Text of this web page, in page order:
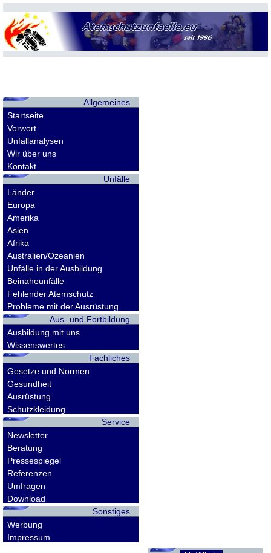
Allgemeines
Startseite
Vorwort
Unfallanalysen
Wir über uns
Kontakt
Unfälle
Länder
Europa
Amerika
Asien
Afrika
Australien/Ozeanien
Unfälle in der Ausbildung
Beinaheunfälle
Fehlender Atemschutz
Probleme mit der Ausrüstung
Aus- und Fortbildung
Ausbildung mit uns
Wissenswertes
Fachliches
Gesetze und Normen
Gesundheit
Ausrüstung
Schutzkleidung
Service
Newsletter
Beratung
Pressespiegel
Referenzen
Umfragen
Download
Sonstiges
Werbung
Impressum